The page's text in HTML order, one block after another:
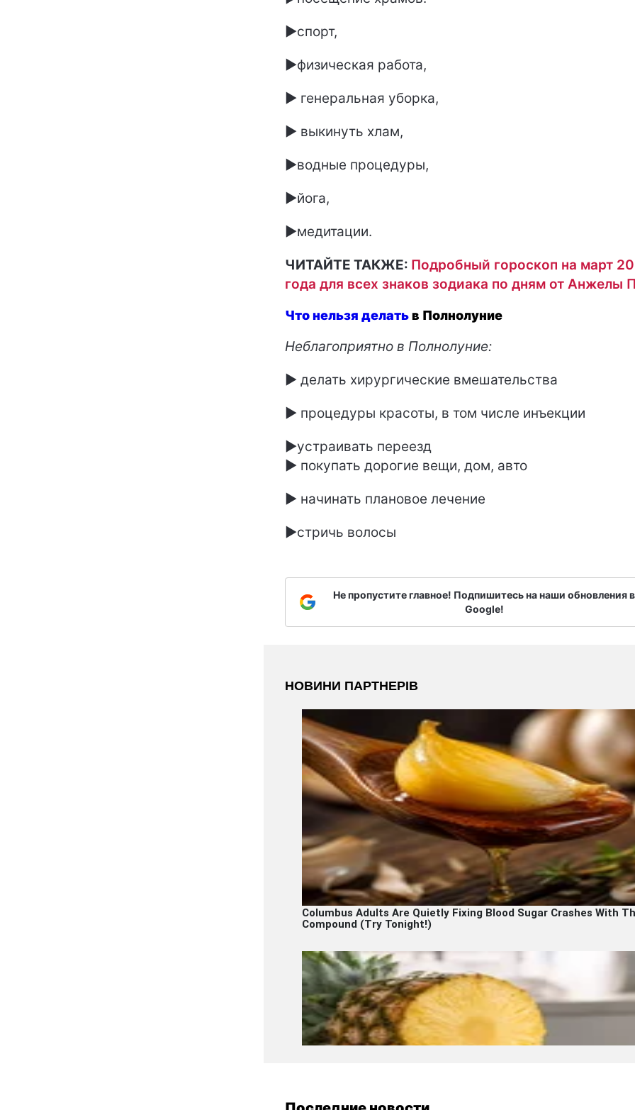
►спорт,
►физическая работа,
► генеральная уборка,
► выкинуть хлам,
►водные процедуры,
►йога,
►медитации.
ЧИТАЙТЕ ТАКЖЕ: Подробный гороскоп на март
года для всех знаков зодиака по дням от Анжелы
Что нельзя делатьв Полнолуние
Неблагоприятно в Полнолуние:
► делать хирургические вмешательства
► процедуры красоты, в том числе инъекции
►устраивать переезд
► покупать дорогие вещи, дом, авто
► начинать плановое лечение
►стричь волосы
Не пропустите главное! Подпишитесь на наши обновления в
Google!